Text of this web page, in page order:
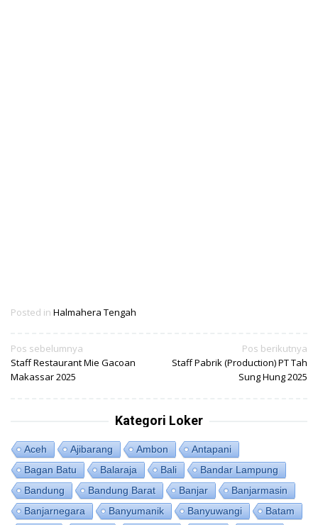
Posted in Halmahera Tengah
Navigasi
pos
Pos sebelumnya
Staff Restaurant Mie Gacoan
Makassar 2025
Pos berikutnya
Staff Pabrik (Production) PT Tah
Sung Hung 2025
Kategori Loker
Aceh Ajibarang Ambon
Antapani
Bagan Batu
Balaraja Bali
Bandar Lampung
Bandung
Bandung Barat Banjar
Banjarmasin
Banjarnegara
Banyumanik Banyuwangi
Batam